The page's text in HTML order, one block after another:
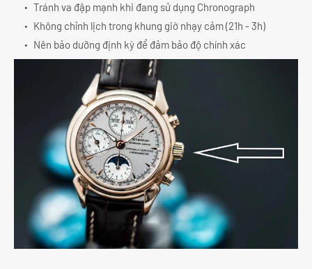
Tránh va đập mạnh khi đang sử dụng Chronograph
Không chỉnh lịch trong khung giờ nhạy cảm (21h - 3h)
Nên bảo dưỡng định kỳ để đảm bảo độ chính xác